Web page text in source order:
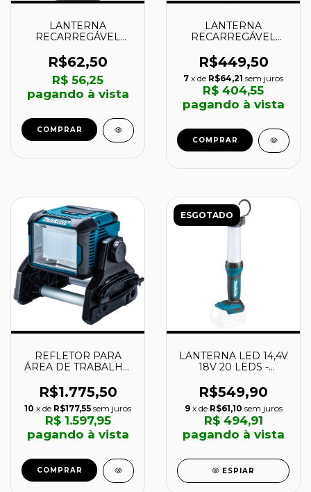
LANTERNA
RECARREGÁVEL
8075225000 -
VONDER
R$62,50
R$ 56,25
pagando à vista
COMPRAR
LANTERNA
RECARREGÁVEL
LR1000 - 8075101000
- VONDER
R$449,50
7 x de R$64,21 sem juros
R$ 404,55
pagando à vista
COMPRAR
REFLETOR PARA
ÁREA DE TRABALHO
LM - DML811 -
MAKITA
R$1.775,50
10 x de R$177,55 sem juros
R$ 1.597,95
pagando à vista
ESGOTADO
LANTERNA LED 14,4V
18V 20 LEDS -
R$549,90
9 x de R$61,10 sem juros
R$ 494,91
pagando à vista
ESPIAR